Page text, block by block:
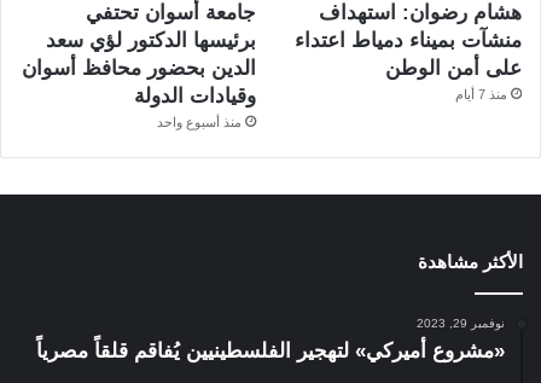
هشام رضوان: استهداف
منشآت بميناء دمياط اعتداء
على أمن الوطن
منذ 7 أيام
جامعة أسوان تحتفي
برئيسها الدكتور لؤي سعد
الدين بحضور محافظ أسوان
وقيادات الدولة
منذ أسبوع واحد
الأكثر مشاهدة
نوفمبر 29, 2023
«مشروع أميركي» لتهجير الفلسطينيين يُفاقم قلقاً مصرياً